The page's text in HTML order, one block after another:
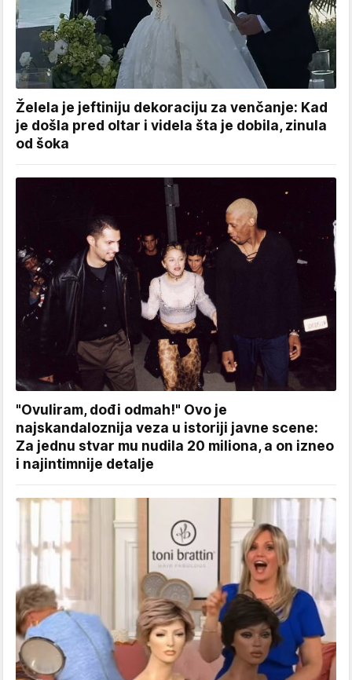
Želela je jeftiniju dekoraciju za venčanje: Kad
je došla pred oltar i videla šta je dobila, zinula
od šoka
"Ovuliram, dođi odmah!" Ovo je
najskandaloznija veza u istoriji javne scene:
Za jednu stvar mu nudila 20 miliona, a on izneo
i najintimnije detalje